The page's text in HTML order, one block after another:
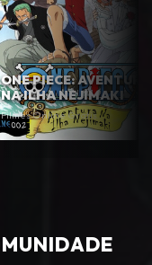
ONE PIECE: AVENTURA
NA ILHA NEJIMAKI
Filmes Online Gratis